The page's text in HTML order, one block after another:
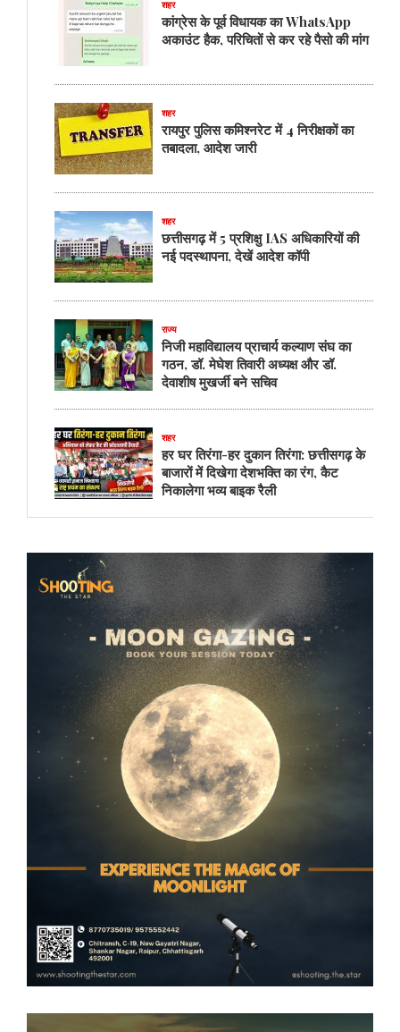
शहर
कांग्रेस के पूर्व विधायक का WhatsApp
अकाउंट हैक, परिचितों से कर रहे पैसो की मांग
शहर
रायपुर पुलिस कमिश्नरेट में 4 निरीक्षकों का
तबादला, आदेश जारी
शहर
छत्तीसगढ़ में 5 प्रशिक्षु IAS अधिकारियों की
नई पदस्थापना, देखें आदेश कॉपी
राज्य
निजी महाविद्यालय प्राचार्य कल्याण संघ का
गठन, डॉ. मेघेश तिवारी अध्यक्ष और डॉ.
देवाशीष मुखर्जी बने सचिव
शहर
हर घर तिरंगा-हर दुकान तिरंगा: छत्तीसगढ़ के
बाजारों में दिखेगा देशभक्ति का रंग, कैट
निकालेगा भव्य बाइक रैली